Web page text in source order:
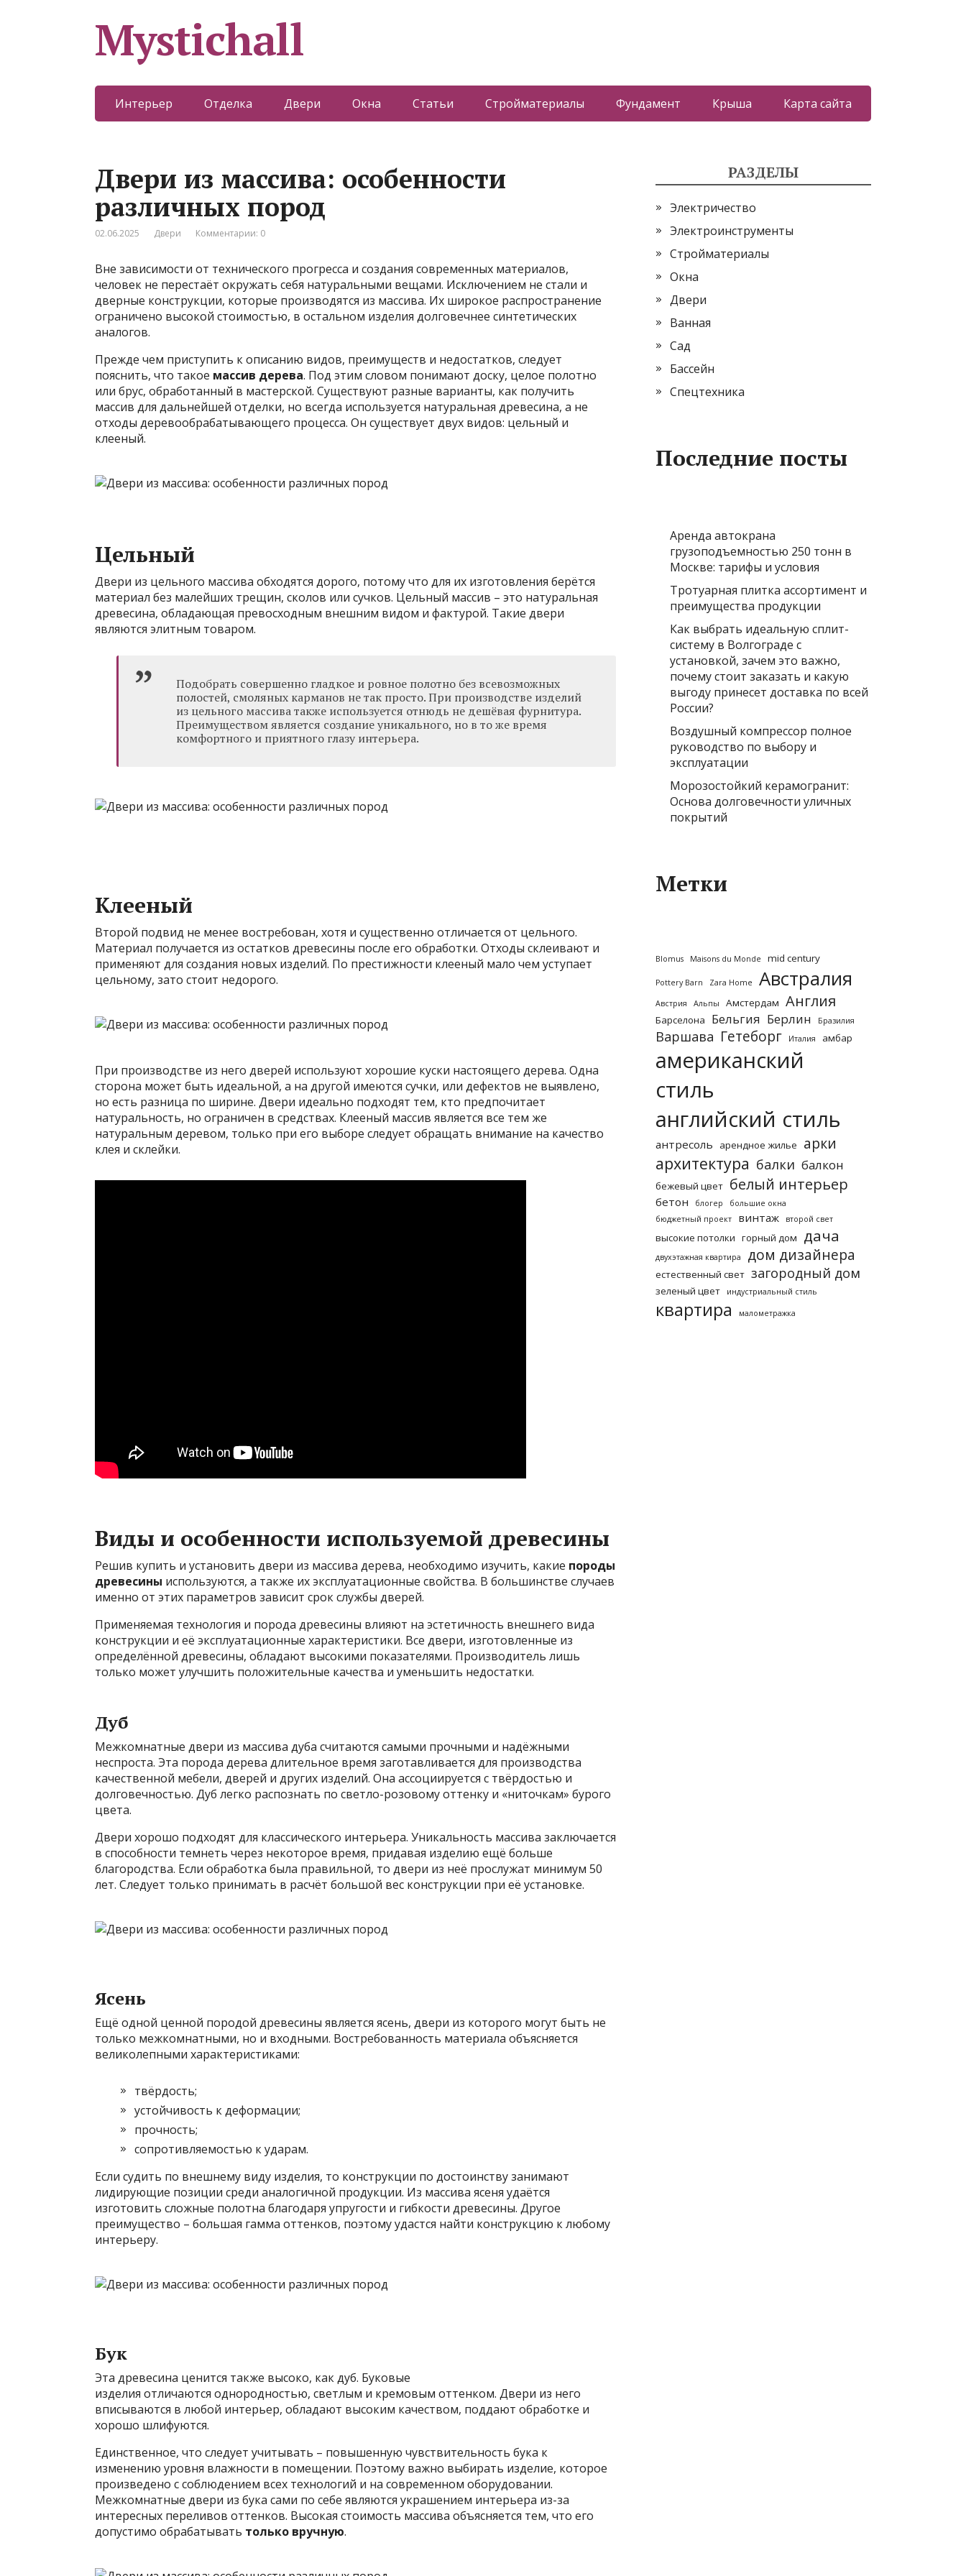
Mystichall
Интерьер Отделка Двери Окна Статьи Стройматериалы Фундамент Крыша Карта сайта
Двери из массива: особенности
различных пород
02.06.2025 Двери Комментарии: 0
Вне зависимости от технического прогресса и создания современных материалов,
человек не перестаёт окружать себя натуральными вещами. Исключением не стали и
дверные конструкции, которые производятся из массива. Их широкое распространение
ограничено высокой стоимостью, в остальном изделия долговечнее синтетических
аналогов.
Прежде чем приступить к описанию видов, преимуществ и недостатков, следует
пояснить, что такое массив дерева. Под этим словом понимают доску, целое полотно
или брус, обработанный в мастерской. Существуют разные варианты, как получить
массив для дальнейшей отделки, но всегда используется натуральная древесина, а не
отходы деревообрабатывающего процесса. Он существует двух видов: цельный и
клееный.
Цельный
Двери из цельного массива обходятся дорого, потому что для их изготовления берётся
материал без малейших трещин, сколов или сучков. Цельный массив – это натуральная
древесина, обладающая превосходным внешним видом и фактурой. Такие двери
являются элитным товаром.
Подобрать совершенно гладкое и ровное полотно без всевозможных
полостей, смоляных карманов не так просто. При производстве изделий
из цельного массива также используется отнюдь не дешёвая фурнитура.
Преимуществом является создание уникального, но в то же время
комфортного и приятного глазу интерьера.
Клееный
Второй подвид не менее востребован, хотя и существенно отличается от цельного.
Материал получается из остатков древесины после его обработки. Отходы склеивают и
применяют для создания новых изделий. По престижности клееный мало чем уступает
цельному, зато стоит недорого.
При производстве из него дверей используют хорошие куски настоящего дерева. Одна
сторона может быть идеальной, а на другой имеются сучки, или дефектов не выявлено,
но есть разница по ширине. Двери идеально подходят тем, кто предпочитает
натуральность, но ограничен в средствах. Клееный массив является все тем же
натуральным деревом, только при его выборе следует обращать внимание на качество
клея и склейки.
Виды и особенности используемой древесины
Решив купить и установить двери из массива дерева, необходимо изучить, какие породы
древесины используются, а также их эксплуатационные свойства. В большинстве случаев
именно от этих параметров зависит срок службы дверей.
Применяемая технология и порода древесины влияют на эстетичность внешнего вида
конструкции и её эксплуатационные характеристики. Все двери, изготовленные из
определённой древесины, обладают высокими показателями. Производитель лишь
только может улучшить положительные качества и уменьшить недостатки.
Дуб
Межкомнатные двери из массива дуба считаются самыми прочными и надёжными
неспроста. Эта порода дерева длительное время заготавливается для производства
качественной мебели, дверей и других изделий. Она ассоциируется с твёрдостью и
долговечностью. Дуб легко распознать по светло-розовому оттенку и «ниточкам» бурого
цвета.
Двери хорошо подходят для классического интерьера. Уникальность массива заключается
в способности темнеть через некоторое время, придавая изделию ещё больше
благородства. Если обработка была правильной, то двери из неё прослужат минимум 50
лет. Следует только принимать в расчёт большой вес конструкции при её установке.
Ясень
Ещё одной ценной породой древесины является ясень, двери из которого могут быть не
только межкомнатными, но и входными. Востребованность материала объясняется
великолепными характеристиками:
твёрдость;
устойчивость к деформации;
прочность;
сопротивляемостью к ударам.
Если судить по внешнему виду изделия, то конструкции по достоинству занимают
лидирующие позиции среди аналогичной продукции. Из массива ясеня удаётся
изготовить сложные полотна благодаря упругости и гибкости древесины. Другое
преимущество – большая гамма оттенков, поэтому удастся найти конструкцию к любому
интерьеру.
Бук
Эта древесина ценится также высоко, как дуб. Буковые
изделия отличаются однородностью, светлым и кремовым оттенком. Двери из него
вписываются в любой интерьер, обладают высоким качеством, поддают обработке и
хорошо шлифуются.
Единственное, что следует учитывать – повышенную чувствительность бука к
изменению уровня влажности в помещении. Поэтому важно выбирать изделие, которое
произведено с соблюдением всех технологий и на современном оборудовании.
Межкомнатные двери из бука сами по себе являются украшением интерьера из-за
интересных переливов оттенков. Высокая стоимость массива объясняется тем, что его
допустимо обрабатывать только вручную.
РАЗДЕЛЫ
Электричество
Электроинструменты
Стройматериалы
Окна
Двери
Ванная
Сад
Бассейн
Спецтехника
Последние посты
Аренда автокрана
грузоподъемностью 250 тонн в
Москве: тарифы и условия
Тротуарная плитка ассортимент и
преимущества продукции
Как выбрать идеальную сплит-
систему в Волгограде с
установкой, зачем это важно,
почему стоит заказать и какую
выгоду принесет доставка по всей
России?
Воздушный компрессор полное
руководство по выбору и
эксплуатации
Морозостойкий керамогранит:
Основа долговечности уличных
покрытий
Метки
Blomus Maisons du Monde mid century
Pottery Barn Zara Home Австралия
Австрия Альпы Амстердам Англия
Барселона Бельгия Берлин Бразилия
Варшава Гетеборг Италия амбар
американский
стиль
английский стиль
антресоль арендное жилье арки
архитектура балки балкон
бежевый цвет белый интерьер
бетон блогер
большие окна
бюджетный проект
винтаж второй свет
высокие потолки горный дом дача
двухэтажная квартира дом дизайнера
естественный свет загородный дом
зеленый цвет индустриальный стиль
квартира малометражка